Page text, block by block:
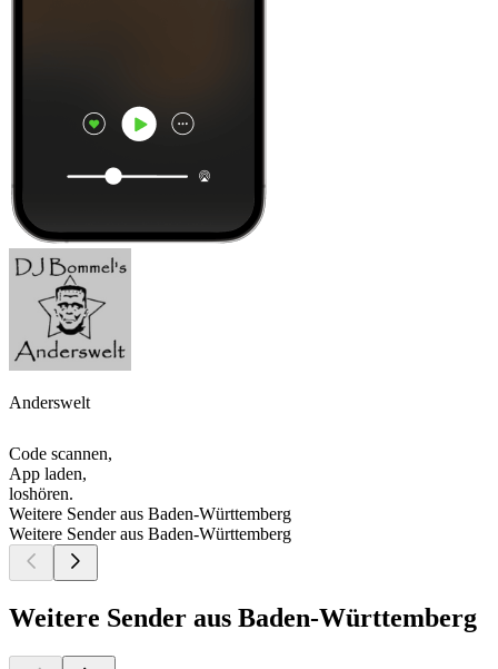
Anderswelt
Code scannen,
App laden,
loshören.
Weitere Sender aus Baden-Württemberg
Weitere Sender aus Baden-Württemberg
Weitere Sender aus Baden-Württemberg